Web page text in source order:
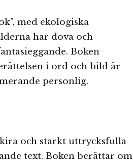
med ekologiska
har dova och
Boken
i ord och bild är
personlig.
och starkt uttrycksfulla
text. Boken berättar om